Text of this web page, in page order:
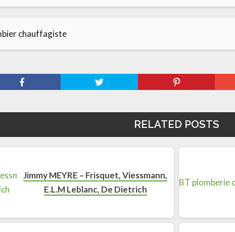
chauffagiste
RELATED POSTS
Jimmy MEYRE – Frisquet, Viessmann,
E.L.M Leblanc, De Dietrich